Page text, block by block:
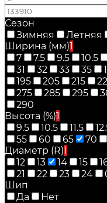
Сезон
Зимняя
Летняя
Ширина (мм)1
7
7.5 9.5 10.5
31
32 33 35
195
205 215
275
285 295
290
Высота (%)1
9.5
10.5 11.5
55
60 65 70
Диаметр (R)1
12
13 14 15
21
22 23 24
Шип
Да
Нет